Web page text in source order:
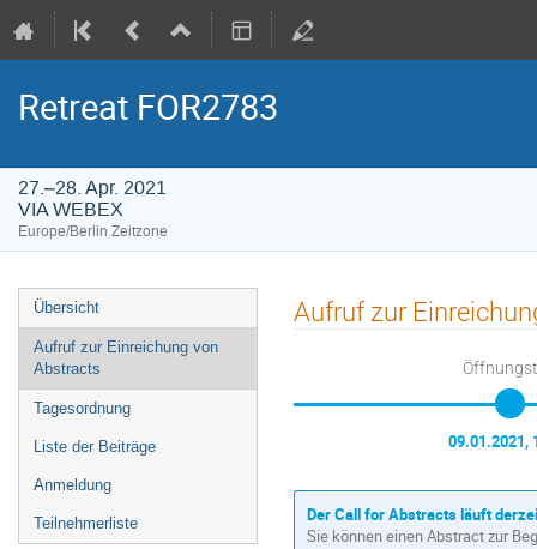
Retreat FOR2783
27.–28. Apr. 2021
VIA WEBEX
Europe/Berlin Zeitzone
Veranstaltungsmenü
Übersicht
Aufruf zur Einreichung von
Abstracts
Tagesordnung
Liste der Beiträge
Anmeldung
Teilnehmerliste
Aufruf zur
09.01.2021,
Der Call for Abstracts läuft
Sie können einen Abstract zur